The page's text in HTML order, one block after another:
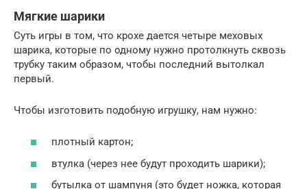
Мягкие шарики
Суть игры в том, что крохе дается четыре меховых
шарика, которые по одному нужно протолкнуть сквозь
трубку таким образом, чтобы последний вытолкал
первый.
Чтобы изготовить подобную игрушку, нам нужно:
плотный картон;
втулка (через нее будут проходить шарики);
бутылка от шампуня (это будет ножка, которая